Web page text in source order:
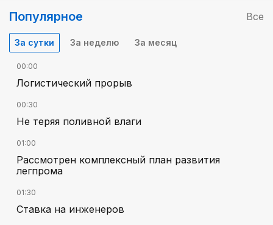
Популярное Все
За сутки За неделю За месяц
00:00
Логистический прорыв
00:30
Не теряя поливной влаги
01:00
Рассмотрен комплексный план развития
легпрома
01:30
Ставка на инженеров